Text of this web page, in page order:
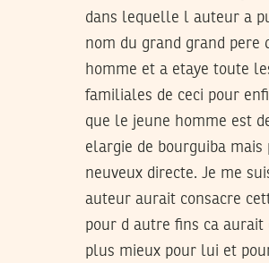
dans lequelle l auteur a
nom du grand grand pere
homme et a etaye toute
familiales de ceci pour
que le jeune homme est
elargie de bourguiba mais
neuveux directe. Je me
auteur aurait consacre
pour d autre fins ca aurait
plus mieux pour lui et